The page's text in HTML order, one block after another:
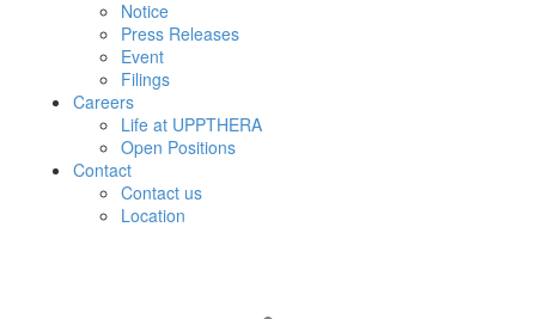
Notice
Press Releases
Event
Filings
Careers
Life at UPPTHERA
Open Positions
Contact
Contact us
Location